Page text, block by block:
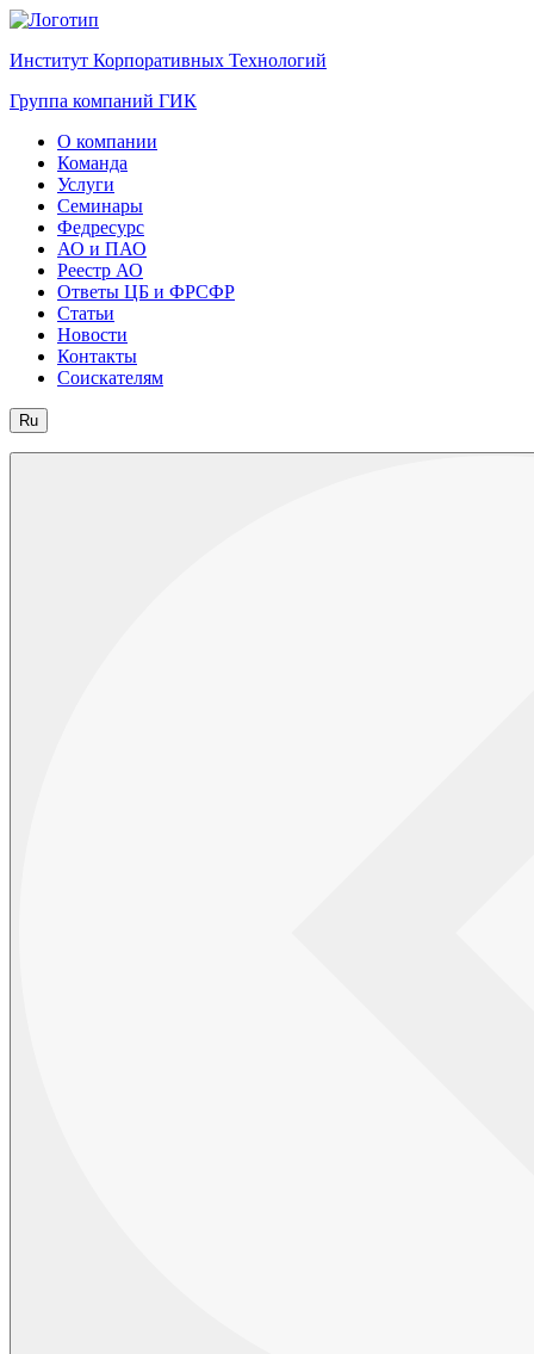
Институт Корпоративных Технологий
Группа компаний ГИК
О компании
Команда
Услуги
Семинары
Федресурс
АО и ПАО
Реестр АО
Ответы ЦБ и ФРСФР
Статьи
Новости
Контакты
Соискателям
Ru